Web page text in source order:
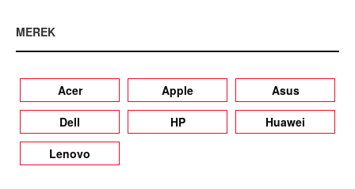
MEREK
Acer Apple
Asus
Dell
HP
Huawei
Lenovo